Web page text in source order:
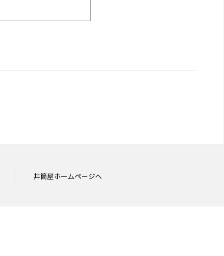
井筒屋ホームページへ